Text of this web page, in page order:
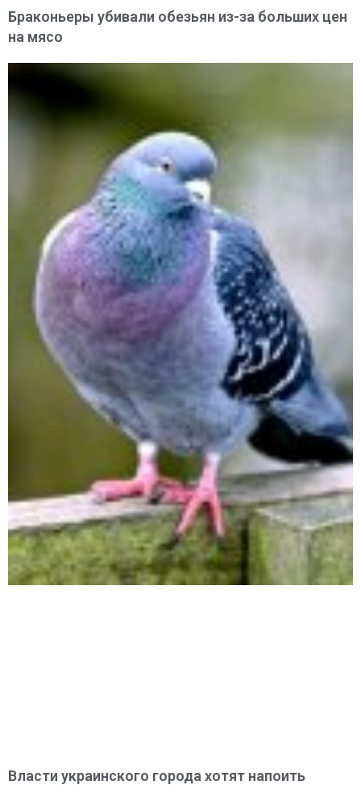
Браконьеры убивали обезьян из-за больших цен
на мясо
Власти украинского города хотят напоить